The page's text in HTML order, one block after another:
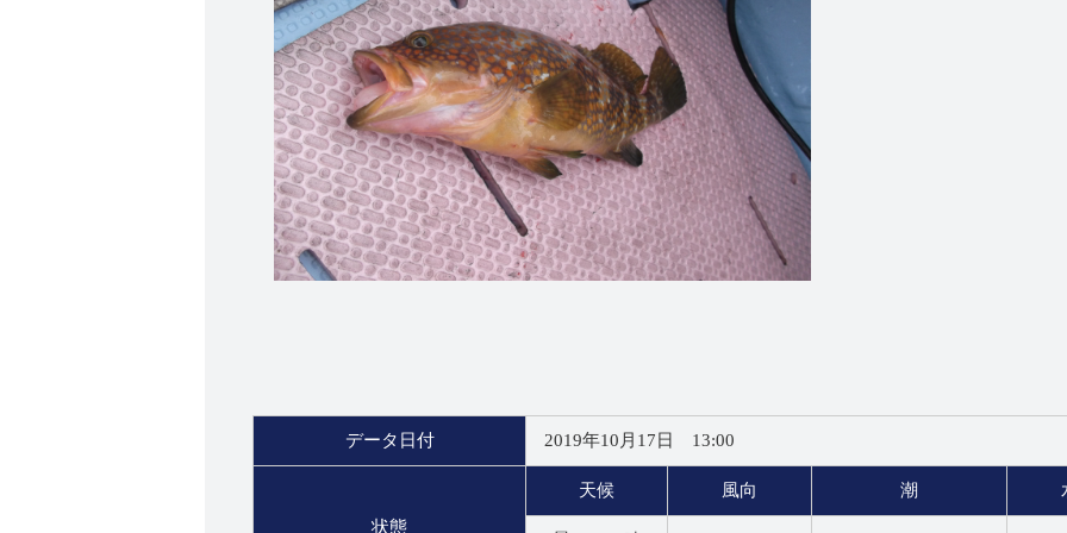
データ日付 2019年10月17日 13:00
状態
天候 風向 潮